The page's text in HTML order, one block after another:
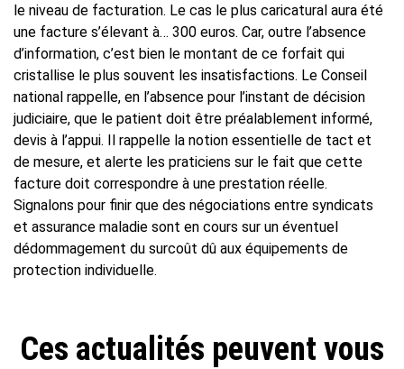
le niveau de facturation. Le cas le plus caricatural aura été
une facture s’élevant à… 300 euros. Car, outre l’absence
d’information, c’est bien le montant de ce forfait qui
cristallise le plus souvent les insatisfactions. Le Conseil
national rappelle, en l’absence pour l’instant de décision
judiciaire, que le patient doit être préalablement informé,
devis à l’appui. Il rappelle la notion essentielle de tact et
de mesure, et alerte les praticiens sur le fait que cette
facture doit correspondre à une prestation réelle.
Signalons pour finir que des négociations entre syndicats
et assurance maladie sont en cours sur un éventuel
dédommagement du surcoût dû aux équipements de
protection individuelle.
Ces actualités peuvent vous